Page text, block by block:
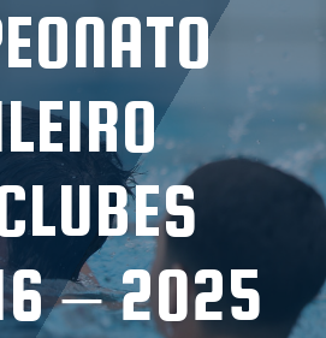
– 2025